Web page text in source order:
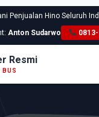
Penjualan Hino Seluruh
Anton Sudarwo
Resmi
BUS